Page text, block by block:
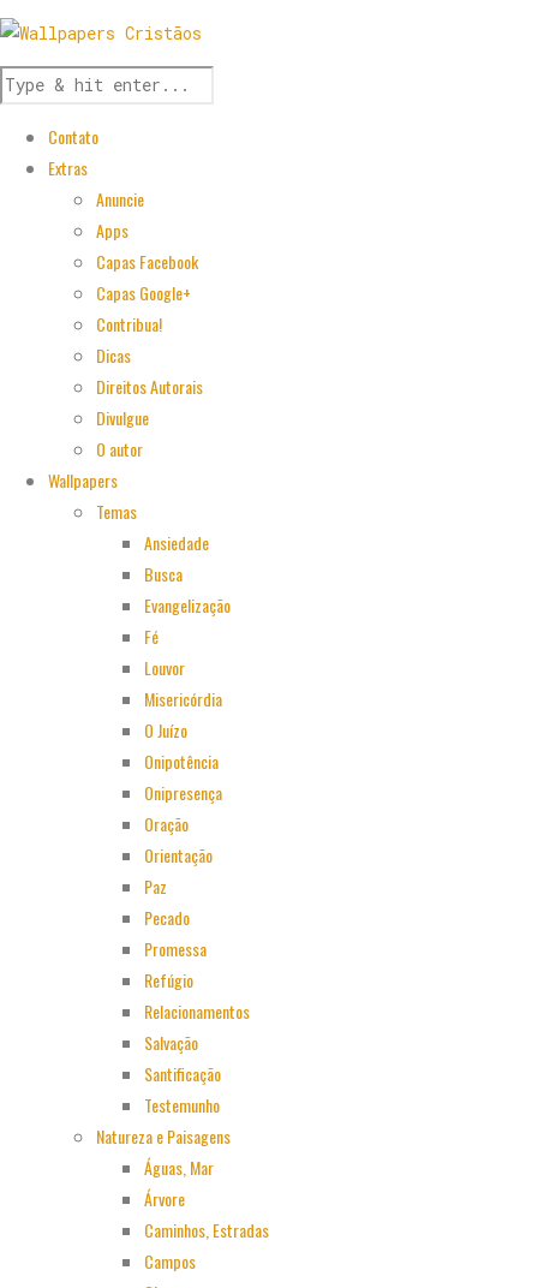
Contato
Extras
Anuncie
Apps
Capas Facebook
Capas Google+
Contribua!
Dicas
Direitos Autorais
Divulgue
O autor
Wallpapers
Temas
Ansiedade
Busca
Evangelização
Fé
Louvor
Misericórdia
O Juízo
Onipotência
Onipresença
Oração
Orientação
Paz
Pecado
Promessa
Refúgio
Relacionamentos
Salvação
Santificação
Testemunho
Natureza e Paisagens
Águas, Mar
Árvore
Caminhos, Estradas
Campos